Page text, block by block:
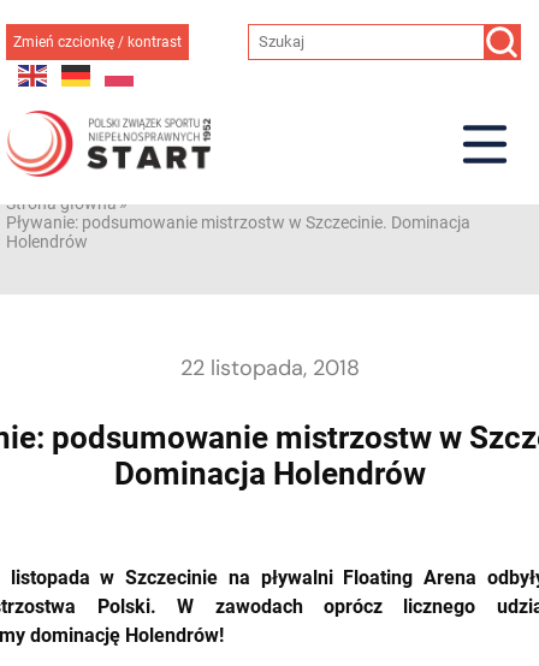
do
treści
Zmień czcionkę / kontrast
Strona główna»
Pływanie: podsumowanie mistrzostw w Szczecinie. Dominacja
Holendrów
22 listopada, 2018
podsumowanie mistrzostw w
Dominacja Holendrów
w Szczecinie na pływalni Floating Arena
Polski. W zawodach oprócz licznego
dominację Holendrów!